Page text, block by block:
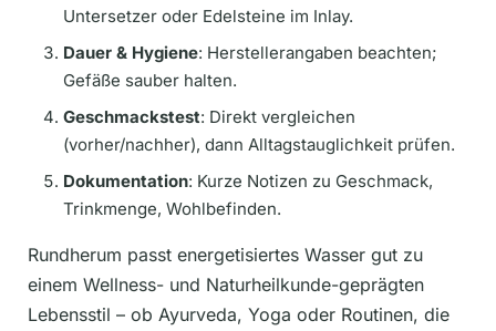
Untersetzer oder Edelsteine im Inlay.
Dauer & Hygiene: Herstellerangaben beachten;
Gefäße sauber halten.
Geschmackstest: Direkt vergleichen
(vorher/nachher), dann Alltagstauglichkeit prüfen.
Dokumentation: Kurze Notizen zu Geschmack,
Trinkmenge, Wohlbefinden.
Rundherum passt energetisiertes Wasser gut zu
einem Wellness- und Naturheilkunde-geprägten
Lebensstil – ob Ayurveda, Yoga oder Routinen, die